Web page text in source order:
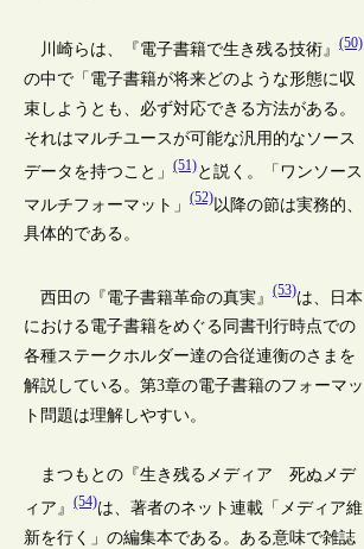
川崎らは、『電子書籍で生き残る技術』(50)
の中で「電子書籍が将来どのような形態に収
束しようとも、必ず対応できる方法がある。
それはマルチユースが可能な汎用的なソース
データを持つこと」(51)と説く。「ワンソース
マルチフォーマット」(52)以降の節は実務的、
具体的である。
西田の『電子書籍革命の真実』(53)は、日本
における電子書籍をめぐる同書刊行時点での
各種ステークホルダー達の合従連衡のさまを
解説している。第3章の電子書籍のフォーマッ
ト問題は理解しやすい。
まつもとの『生き残るメディア 死ぬメデ
ィア』(54)は、著者のネット連載「メディア維
新を行く」の編集本である。ある意味で雑誌